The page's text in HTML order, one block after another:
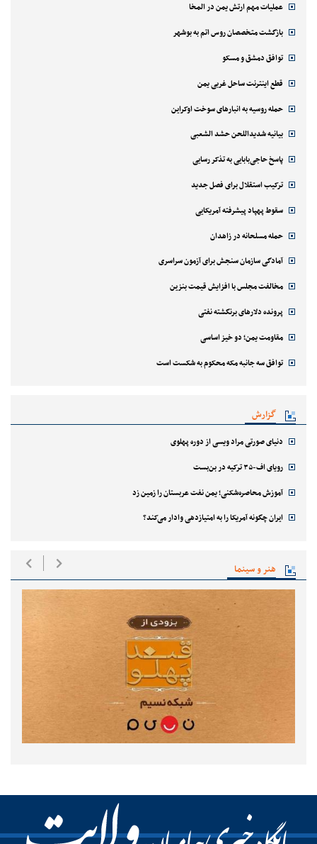
عملیات مهم ارتش یمن در المخا
بازگشت متخصصان روس اتم به بوشهر
توافق دمشق و مسکو
قطع اینترنت ساحل غربی یمن
حمله روسیه به انبارهای سوخت اوکراین
بیانیه شدیداللحن حشد الشعبی
پاسخ حاجی‌بابایی به تذکر رسایی
ترکیب استقلال برای فصل جدید
سقوط پهپاد پیشرفته آمریکایی
حمله مسلحانه در زاهدان
آمادگی سازمان سنجش برای آزمون سراسری
مخالفت مجلس با افزایش قیمت بنزین
پرونده دلارهای برنگشته نفتی
مقاومت یمن؛ دو خیز اساسی
توافق سه جانبه مکه محکوم به شکست است
گزارش
دنیای صورتی مراد ویسی از دوره پهلوی
رویای اف-۳۵ ترکیه در بن‌بست
آموزش محاصره‌شکنی؛ یمن نفت عربستان را زمین زد
ایران چگونه آمریکا را به امتیازدهی وادار می‌کند؟
هنر و سینما